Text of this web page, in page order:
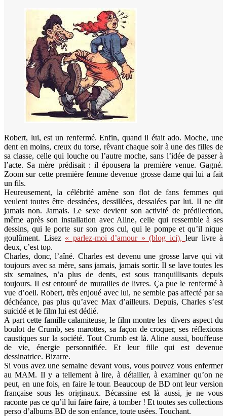
Robert, lui, est un renfermé. Enfin, quand il était ado. Moche, une
dent en moins, creux du torse, rêvant chaque soir à une des filles de
sa classe, celle qui louche ou l’autre moche, sans l’idée de passer à
l’acte. Sa mère prédisait : il épousera la première venue. Gagné.
Zoom sur cette première femme devenue grosse dame qui lui a fait
un fils.
Heureusement, la célébrité amène son flot de fans femmes qui
veulent toutes être dessinées, dessillées, dessalées par lui. Il ne dit
jamais non. Jamais. Le sexe devient son activité de prédilection,
même après son installation avec Aline, celle qui ressemble à ses
dessins, qui le porte sur son gros cul, qui le pompe et qu’il nique
goulûment. Lisez « parlez-moi d’amour » (blog ici), leur livre à
deux, c’est top.
Charles, donc, l’aîné. Charles est devenu une grosse larve qui vit
toujours avec sa mère, sans jamais, jamais sortir. Il se lave toutes les
six semaines, n’a plus de dents, est sous tranquillisants depuis
toujours. Il est entouré de murailles de livres. Ça pue le renfermé à
vue d’oeil. Robert, très enjoué avec lui, ne semble pas affecté par sa
déchéance, pas plus qu’avec Max d’ailleurs. Depuis, Charles s’est
suicidé et le film lui est dédié.
A part cette famille calamiteuse, le film montre les divers aspect du
boulot de Crumb, ses marottes, sa façon de croquer, ses réflexions
caustiques sur la société. Tout Crumb est là. Aline aussi, bouffeuse
de vie, énergie personnifiée. Et leur fille qui est devenue
dessinatrice. Bizarre.
Si vous avez une semaine devant vous, vous pouvez vous enfermer
au MAM. Il y a tellement à lire, à détailler, à examiner qu’on ne
peut, en une fois, en faire le tour. Beaucoup de BD ont leur version
française sous les originaux. Bécassine est là aussi, je ne vous
raconte pas ce qu’il lui faire faire, à tomber ! Et toutes ses collections
perso d’albums BD de son enfance, toute usées. Touchant.